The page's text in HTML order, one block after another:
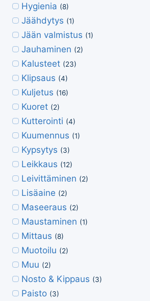
Hygienia (8)
Jäähdytys (1)
Jään valmistus (1)
Jauhaminen (2)
Kalusteet (23)
Klipsaus (4)
Kuljetus (16)
Kuoret (2)
Kutterointi (4)
Kuumennus (1)
Kypsytys (3)
Leikkaus (12)
Leivittäminen (2)
Lisäaine (2)
Maseeraus (2)
Maustaminen (1)
Mittaus (8)
Muotoilu (2)
Muu (2)
Nosto & Kippaus (3)
Paisto (3)